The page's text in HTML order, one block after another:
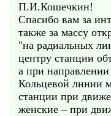
П.И.Кошечкин!
Спасибо вам за
также за массу
"на радиальных
центру станции
а при
Кольцевой линии
станции при
женские – при